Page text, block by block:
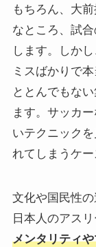
もちろん、大
なところ、試
します。しか
ミスばかりで
ととんでもな
ます。サッカ
いテクニック
れてしまうケー
文化や国民性
日本人のアスリ
メンタリティ